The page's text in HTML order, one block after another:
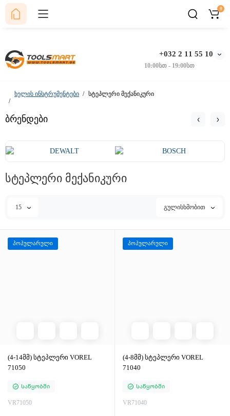
+032 2 11 55 10
10:00სთ - 19:00სთ
0
ხელის ინსტრუმენტები სტეპლერი მექანიკური
ბრენდები
სტეპლერი მექანიკური
15 გულისხმობით
პოპულარული
(4-14მმ) სტეპლერი VOREL
71050
Საწყობში
VR71050
პოპულარული
(4-8მმ) სტეპლერი VOREL
71040
Საწყობში
VR71040